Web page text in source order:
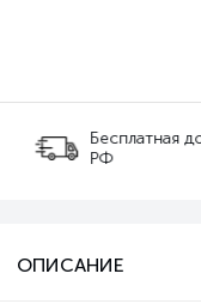
Бесплатная
РФ
ОПИСАНИЕ